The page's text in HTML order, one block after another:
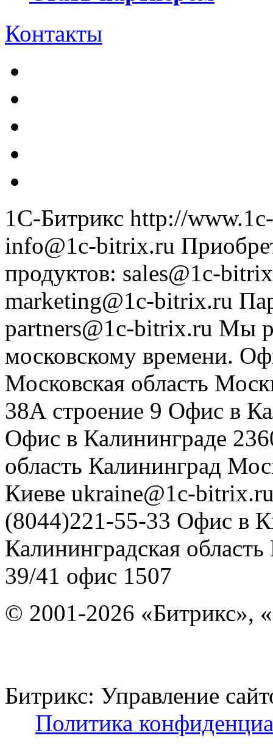
Контакты
1С-Битрикс http://
info@1c-bitrix.ru
продуктов: sales@1c-
marketing@1c-bitrix.ru
partners@1c-bitrix.ru Мы
московскому времени.
Московская область
38А строение 9 Офис в
Офис в Калининграде
область Калининград
Киеве ukraine@1c-
(8044)221-55-33 Офис в
Калининградская область
39/41 офис 1507
© 2001-2026 «Битрикс»,
Битрикс: Управление
Политика